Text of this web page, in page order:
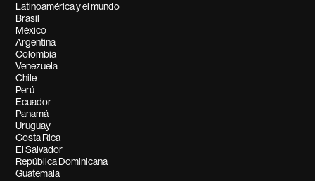
Latinoamérica y el mundo
Brasil
México
Argentina
Colombia
Venezuela
Chile
Perú
Ecuador
Panamá
Uruguay
Costa Rica
El Salvador
República Dominicana
Guatemala